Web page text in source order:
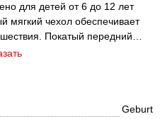
для детей от 6 до 12 лет
мягкий чехол обеспечивает
Покатый передний
излишнего давления на ноги
Isofix , это
к кузову автомобиля.Geburt